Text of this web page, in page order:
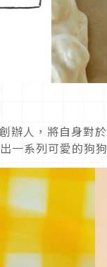
辦人，將自身對
一系列可愛的狗